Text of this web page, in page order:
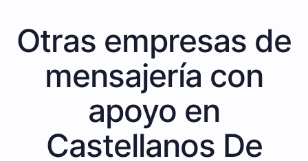
Otras empresas de
mensajería con
apoyo en
Castellanos De